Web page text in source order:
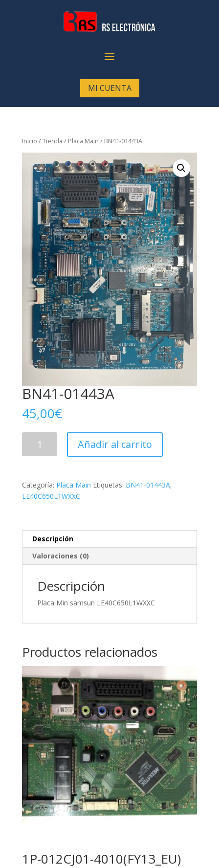
MI CUENTA
Inicio /Tienda / Placa Main / BN41-01443A
BN41-01443A
45,00€
01443A
Añadir al carrito
Categoría: Placa Main Etiquetas: BN41-01443A,
LE40C650L1WXXC
Descripción
Valoraciones (0)
Descripción
Placa Min samsun LE40C650L1WXXC
Productos relacionados
1P-012CJ01-4010(FY13_EU)